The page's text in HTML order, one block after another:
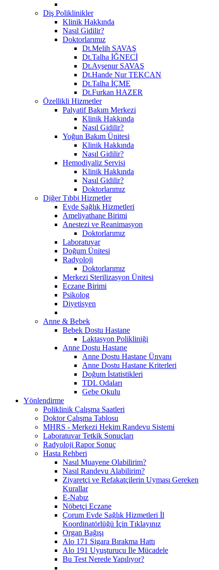
Diş Poliklinikler
Klinik Hakkında
Nasıl Gidilir?
Doktorlarımız
Dt.Melih SAVAŞ
Dt.Talha İĞNECİ
Dt.Ayşenur SAVAŞ
Dt.Hande Nur TEKCAN
Dt.Talha İÇME
Dt.Furkan HAZER
Özellikli Hizmetler
Palyatif Bakım Merkezi
Klinik Hakkında
Nasıl Gidilir?
Yoğun Bakım Ünitesi
Klinik Hakkında
Nasıl Gidilir?
Hemodiyaliz Servisi
Klinik Hakkında
Nasıl Gidilir?
Doktorlarımız
Diğer Tıbbi Hizmetler
Evde Sağlık Hizmetleri
Ameliyathane Birimi
Anestezi ve Reanimasyon
Doktorlarımız
Laboratuvar
Doğum Ünitesi
Radyoloji
Doktorlarımız
Merkezi Sterilizasyon Ünitesi
Eczane Birimi
Psikolog
Diyetisyen
Anne & Bebek
Bebek Dostu Hastane
Laktasyon Polikliniği
Anne Dostu Hastane
Anne Dostu Hastane Ünvanı
Anne Dostu Hastane Kriterleri
Doğum İstatistikleri
TDL Odaları
Gebe Okulu
Yönlendirme
Poliklinik Çalışma Saatleri
Doktor Çalışma Tablosu
MHRS - Merkezi Hekim Randevu Sistemi
Laboratuvar Tetkik Sonuçları
Radyoloji Rapor Sonuç
Hasta Rehberi
Nasıl Muayene Olabilirim?
Nasıl Randevu Alabilirim?
Ziyaretçi ve Refakatçilerin Uyması Gereken
Kurallar
E-Nabız
Nöbetçi Eczane
Çorum Evde Sağlık Hizmetleri İl
Koordinatörlüğü İçin Tıklayınız
Organ Bağışı
Alo 171 Sigara Bırakma Hattı
Alo 191 Uyuşturucu İle Mücadele
Bu Test Nerede Yapılıyor?